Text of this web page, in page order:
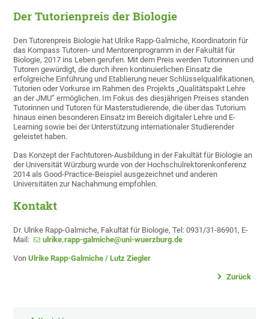
Der Tutorienpreis der Biologie
Den Tutorenpreis Biologie hat Ulrike Rapp-Galmiche, Koordinatorin für
das Kompass Tutoren- und Mentorenprogramm in der Fakultät für
Biologie, 2017 ins Leben gerufen. Mit dem Preis werden Tutorinnen und
Tutoren gewürdigt, die durch ihren kontinuierlichen Einsatz die
erfolgreiche Einführung und Etablierung neuer Schlüsselqualifikationen,
Tutorien oder Vorkurse im Rahmen des Projekts „Qualitätspakt Lehre
an der JMU“ ermöglichen. Im Fokus des diesjährigen Preises standen
Tutorinnen und Tutoren für Masterstudierende, die über das Tutorium
hinaus einen besonderen Einsatz im Bereich digitaler Lehre und E-
Learning sowie bei der Unterstützung internationaler Studierender
geleistet haben.
Das Konzept der Fachtutoren-Ausbildung in der Fakultät für Biologie an
der Universität Würzburg wurde von der Hochschulrektorenkonferenz
2014 als Good-Practice-Beispiel ausgezeichnet und anderen
Universitäten zur Nachahmung empfohlen.
Kontakt
Dr. Ulrike Rapp-Galmiche, Fakultät für Biologie, Tel: 0931/31-86901, E-
Mail:
ulrike.rapp-galmiche@uni-wuerzburg.de
VonUlrike Rapp-Galmiche / Lutz Ziegler
Zurück